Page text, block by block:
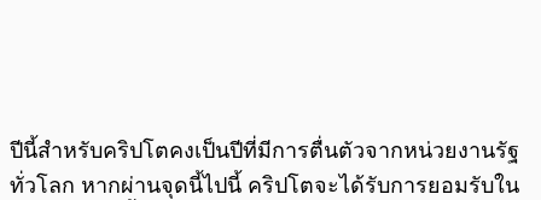
ปีนี้สำหรับคริปโตคงเป็นปีที่มีการตื่นตัวจากหน่วยงานรัฐ
ทั่วโลก หากผ่านจุดนี้ไปนี้ คริปโตจะได้รับการยอมรับใน